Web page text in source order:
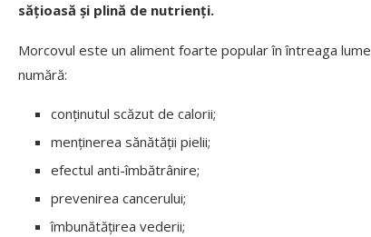
sățioasă și plină de nutrienți.
Morcovul este un aliment foarte popular în întreaga
numără:
conținutul scăzut de calorii;
menținerea sănătății pielii;
efectul anti-îmbătrânire;
prevenirea cancerului;
îmbunătățirea vederii;